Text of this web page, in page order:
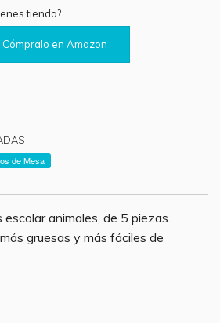
tienda?
Cómpralo en Amazon
de Mesa
animales, de 5 piezas.
gruesas y más fáciles de